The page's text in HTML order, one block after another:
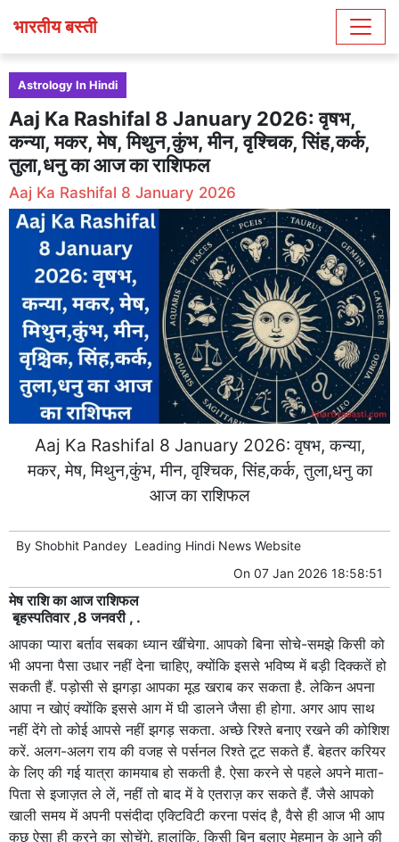
भारतीय बस्ती
Astrology In Hindi
Aaj Ka Rashifal 8 January 2026: वृषभ,
कन्या, मकर, मेष, मिथुन,कुंभ, मीन, वृश्चिक, सिंह,कर्क,
तुला,धनु का आज का राशिफल
Aaj Ka Rashifal 8 January 2026
Aaj Ka Rashifal 8 January 2026: वृषभ, कन्या,
मकर, मेष, मिथुन,कुंभ, मीन, वृश्चिक, सिंह,कर्क, तुला,धनु का
आज का राशिफल
By Shobhit Pandey Leading Hindi News Website
On 07 Jan 2026 18:58:51
मेष राशि का आज राशिफल
बृहस्पतिवार ,8 जनवरी , .
आपका प्यारा बर्ताव सबका ध्यान खींचेगा. आपको बिना सोचे-समझे किसी को
भी अपना पैसा उधार नहीं देना चाहिए, क्योंकि इससे भविष्य में बड़ी दिक्कतें हो
सकती हैं. पड़ोसी से झगड़ा आपका मूड खराब कर सकता है. लेकिन अपना
आपा न खोएं क्योंकि इससे आग में घी डालने जैसा ही होगा. अगर आप साथ
नहीं देंगे तो कोई आपसे नहीं झगड़ सकता. अच्छे रिश्ते बनाए रखने की कोशिश
करें. अलग-अलग राय की वजह से पर्सनल रिश्ते टूट सकते हैं. बेहतर करियर
के लिए की गई यात्रा कामयाब हो सकती है. ऐसा करने से पहले अपने माता-
पिता से इजाज़त ले लें, नहीं तो बाद में वे एतराज़ कर सकते हैं. जैसे आपको
खाली समय में अपनी पसंदीदा एक्टिविटी करना पसंद है, वैसे ही आज भी आप
कुछ ऐसा ही करने का सोचेंगे. हालांकि, किसी बिन बुलाए मेहमान के आने की